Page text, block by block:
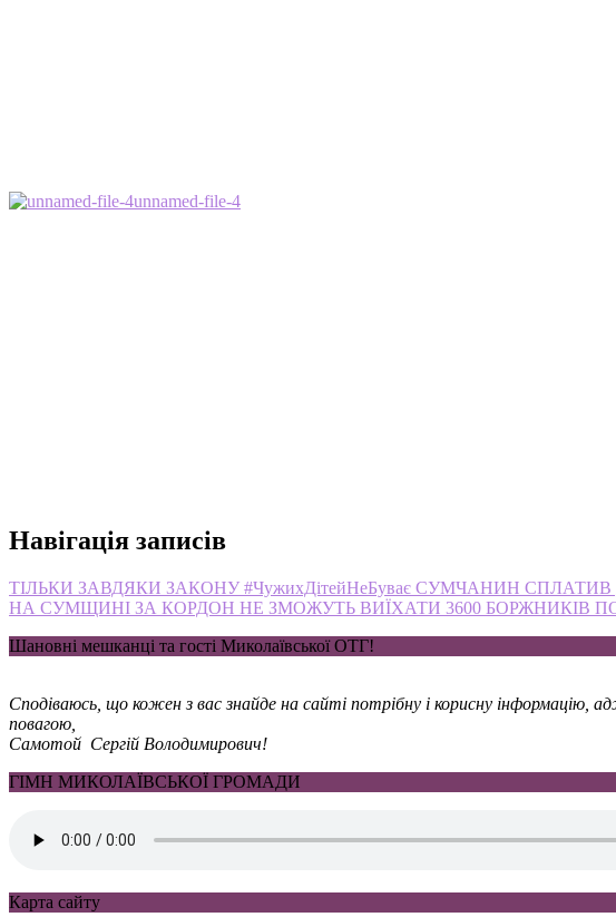
unnamed-file-4
Навігація записів
ТІЛЬКИ ЗАВДЯКИ ЗАКОНУ #ЧужихДітейНеБуває СУМЧАНИН
НА СУМЩИНІ ЗА КОРДОН НЕ ЗМОЖУТЬ ВИЇХАТИ 3600 БОРЖНИКІВ
Шановні мешканці та гості Миколаївської ОТГ!
Сподіваюсь, що кожен з вас знайде на сайті потрібну і корисну інформацію,
повагою,
Самотой Сергій Володимирович!
ГІМН МИКОЛАЇВСЬКОЇ ГРОМАДИ
Карта сайту